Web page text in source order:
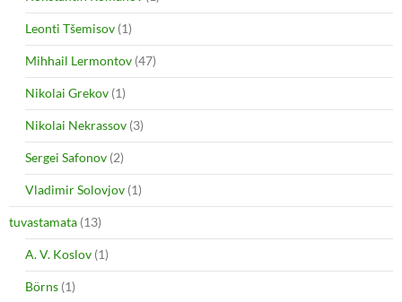
Leonti Tšemisov (1)
Mihhail Lermontov (47)
Nikolai Grekov (1)
Nikolai Nekrassov (3)
Sergei Safonov (2)
Vladimir Solovjov (1)
tuvastamata (13)
A. V. Koslov (1)
Börns (1)